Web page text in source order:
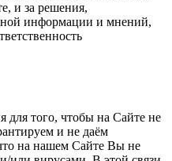
и за решения,
информации и мнений,
того, чтобы на Сайте не
и не даём
на нашем Сайте Вы не